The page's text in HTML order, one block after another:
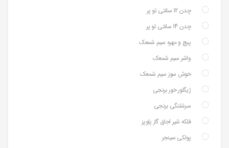
چدن 12 سانتی تو پر
چدن 14 سانتی تو پر
پیچ و مهره سیم شمعک
واشر سیم شمعک
خوش سوز سیم شمعک
ژیگلور خور برنجی
سرشلنگی برنجی
فلکه شیر اجاق گاز پلوپز
پولکی سینجر